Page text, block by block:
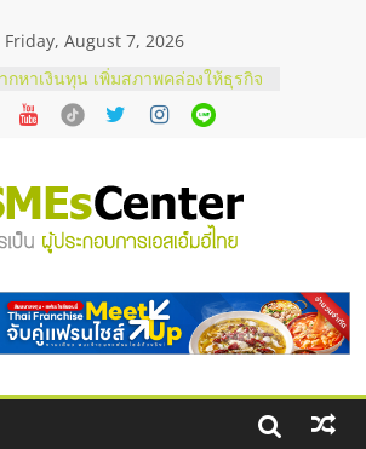
Friday, August 7, 2026
ท Cybersecurity ในไทยที่ไหนดี?
ลือกผู้ให้บริการให้คุ้มค่าและตอบ
ย์ธุรกิจ
นาออนไลน์ โอกาสบริหารสถานี
ารน้ำมัน Shell
มนาลงทุน แฟรนไชส์ยอนนี่
ครั้งที่ 8
เครื่องเสียงคุณภาพสูง พร้อม
ชันระบบภาพและเสียง